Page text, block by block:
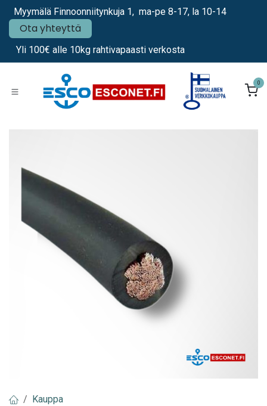
Siirry sisältöön
Myymälä Finnoonniitynkuja 1, ma-pe 8-17, la 10-14
Ota yhteyttä
Yli 100€ alle 10kg rahtivapaasti verkosta
0
Kauppa